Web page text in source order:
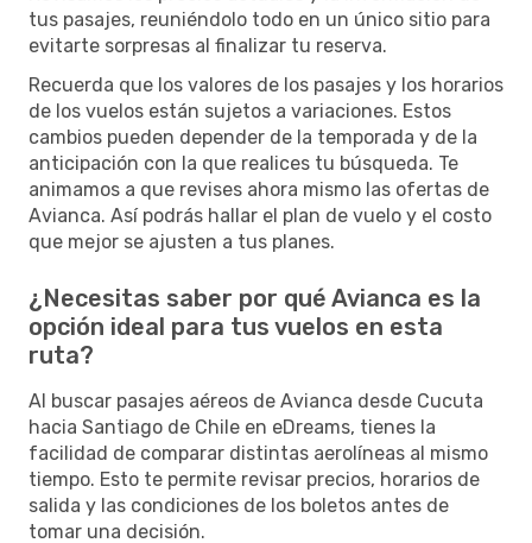
tus pasajes, reuniéndolo todo en un único sitio para
evitarte sorpresas al finalizar tu reserva.
Recuerda que los valores de los pasajes y los horarios
de los vuelos están sujetos a variaciones. Estos
cambios pueden depender de la temporada y de la
anticipación con la que realices tu búsqueda. Te
animamos a que revises ahora mismo las ofertas de
Avianca. Así podrás hallar el plan de vuelo y el costo
que mejor se ajusten a tus planes.
¿Necesitas saber por qué Avianca es la
opción ideal para tus vuelos en esta
ruta?
Al buscar pasajes aéreos de Avianca desde Cucuta
hacia Santiago de Chile en eDreams, tienes la
facilidad de comparar distintas aerolíneas al mismo
tiempo. Esto te permite revisar precios, horarios de
salida y las condiciones de los boletos antes de
tomar una decisión.